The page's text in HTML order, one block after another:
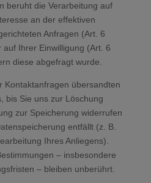
beruht die Verarbeitung auf
an der effektiven
Anfragen (Art. 6
Ihrer Einwilligung (Art. 6
diese abgefragt wurde.
Kontaktanfragen übersandten
bis Sie uns zur Löschung
zur Speicherung widerrufen
entfällt (z. B.
Ihres Anliegens).
– insbesondere
– bleiben unberührt.